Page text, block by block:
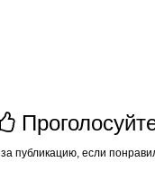
за публикацию, если